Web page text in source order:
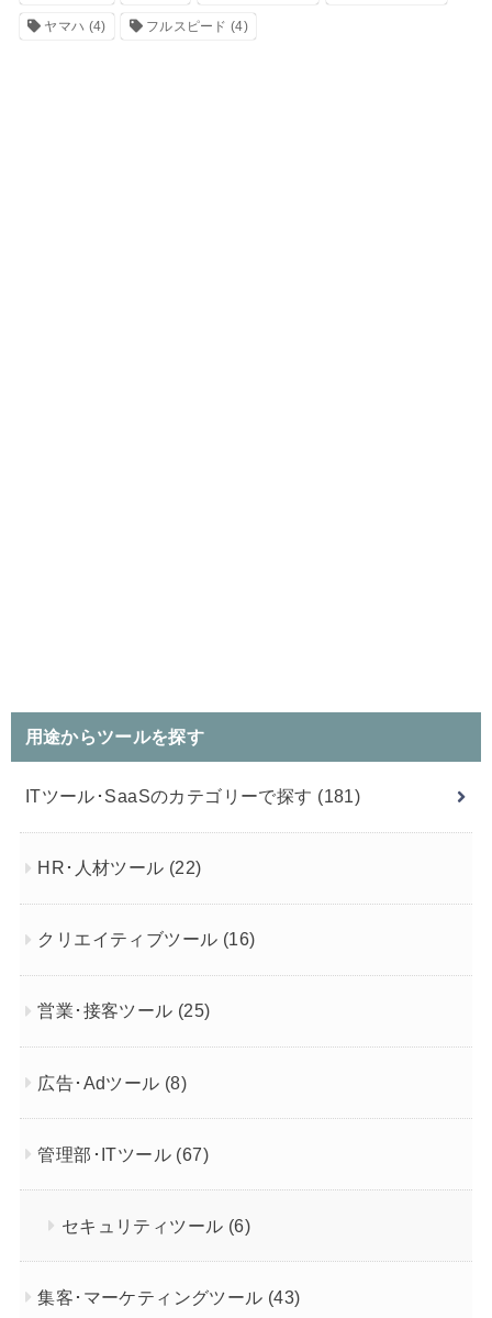
ヤマハ (4) フルスピード (4)
用途からツールを探す
ITツール･SaaSのカテゴリーで探す (181)
HR･人材ツール (22)
クリエイティブツール (16)
営業･接客ツール (25)
広告･Adツール (8)
管理部･ITツール (67)
セキュリティツール (6)
集客･マーケティングツール (43)